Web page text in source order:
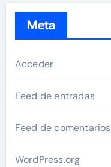
Meta
Acceder
Feed de entradas
Feed de comentarios
WordPress.org